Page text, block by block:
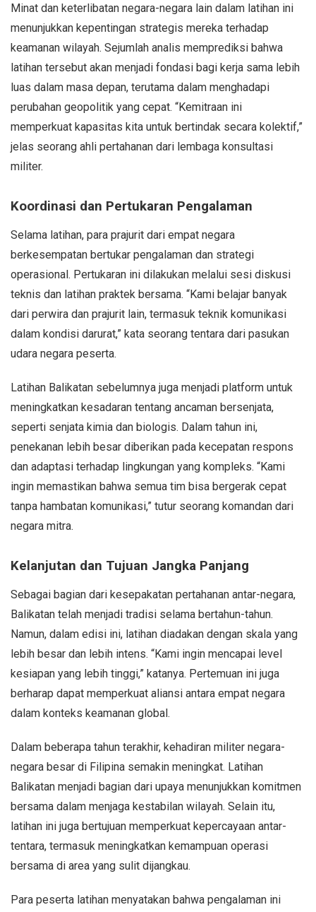
Minat dan keterlibatan negara-negara lain dalam latihan ini
menunjukkan kepentingan strategis mereka terhadap
keamanan wilayah. Sejumlah analis memprediksi bahwa
latihan tersebut akan menjadi fondasi bagi kerja sama lebih
luas dalam masa depan, terutama dalam menghadapi
perubahan geopolitik yang cepat. “Kemitraan ini
memperkuat kapasitas kita untuk bertindak secara kolektif,”
jelas seorang ahli pertahanan dari lembaga konsultasi
militer.
Koordinasi dan Pertukaran Pengalaman
Selama latihan, para prajurit dari empat negara
berkesempatan bertukar pengalaman dan strategi
operasional. Pertukaran ini dilakukan melalui sesi diskusi
teknis dan latihan praktek bersama. “Kami belajar banyak
dari perwira dan prajurit lain, termasuk teknik komunikasi
dalam kondisi darurat,” kata seorang tentara dari pasukan
udara negara peserta.
Latihan Balikatan sebelumnya juga menjadi platform untuk
meningkatkan kesadaran tentang ancaman bersenjata,
seperti senjata kimia dan biologis. Dalam tahun ini,
penekanan lebih besar diberikan pada kecepatan respons
dan adaptasi terhadap lingkungan yang kompleks. “Kami
ingin memastikan bahwa semua tim bisa bergerak cepat
tanpa hambatan komunikasi,” tutur seorang komandan dari
negara mitra.
Kelanjutan dan Tujuan Jangka Panjang
Sebagai bagian dari kesepakatan pertahanan antar-negara,
Balikatan telah menjadi tradisi selama bertahun-tahun.
Namun, dalam edisi ini, latihan diadakan dengan skala yang
lebih besar dan lebih intens. “Kami ingin mencapai level
kesiapan yang lebih tinggi,” katanya. Pertemuan ini juga
berharap dapat memperkuat aliansi antara empat negara
dalam konteks keamanan global.
Dalam beberapa tahun terakhir, kehadiran militer negara-
negara besar di Filipina semakin meningkat. Latihan
Balikatan menjadi bagian dari upaya menunjukkan komitmen
bersama dalam menjaga kestabilan wilayah. Selain itu,
latihan ini juga bertujuan memperkuat kepercayaan antar-
tentara, termasuk meningkatkan kemampuan operasi
bersama di area yang sulit dijangkau.
Para peserta latihan menyatakan bahwa pengalaman ini